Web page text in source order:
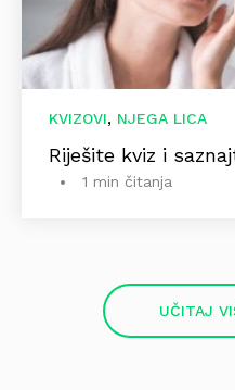
KVIZOVI, NJEGA LICA
Riješite kviz i
1 min čitanja
UČITAJ